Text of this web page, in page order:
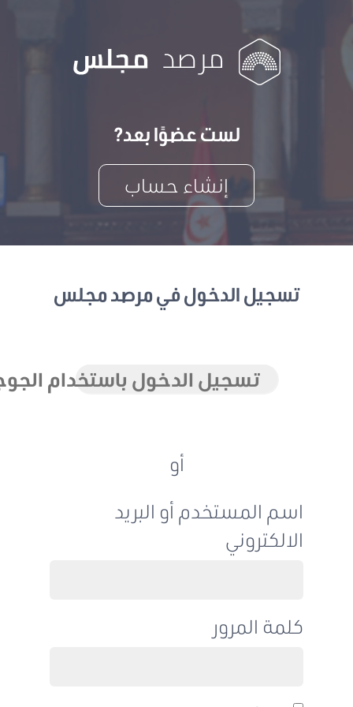
لست عضوًا بعد?
إنشاء حساب
تسجيل الدخول في مرصد مجلس
تسجيل الدخول باستخدام الجوجل
اسم المستخدم أو البريد
الالكتروني
كلمة المرور